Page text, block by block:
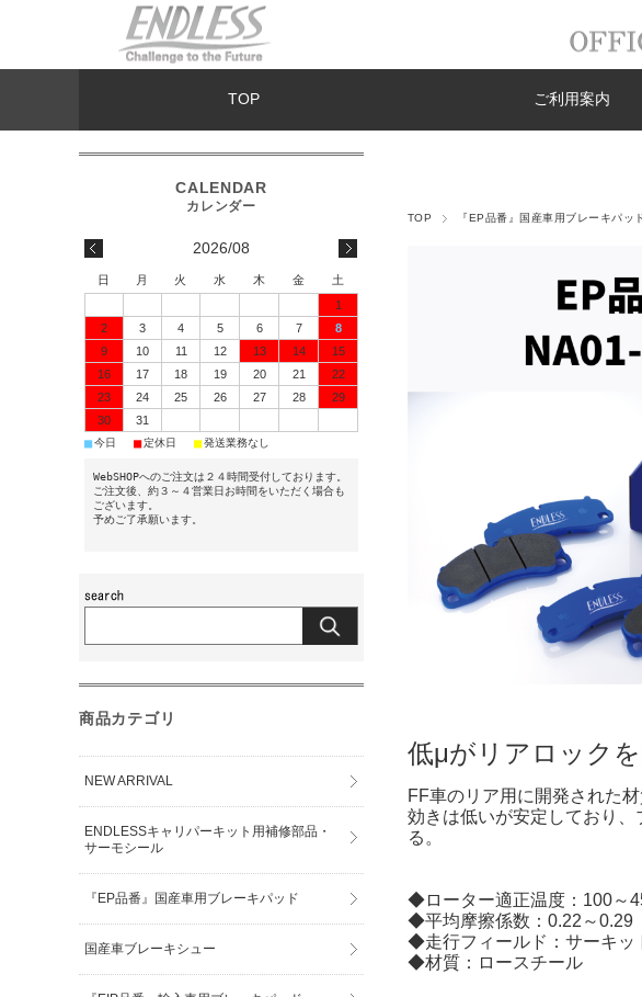
TOP ご利用案内
TOP 『EP品番』国産車用ブレーキパッ
低μがリアロック
FF車のリア用に開発された
効きは低いが安定しており
る。
◆ローター適正温度：100～
◆平均摩擦係数：0.22～0.29
◆走行フィールド：サーキッ
◆材質：ロースチール
2026/08
日 月 火 水 木 金
土
1
2
3 4 5 6 7
8
9
10 11 12 13 14
15
16
17 18 19 20 21
22
23
24 25 26 27 28
29
30
31
■今日 ■定休日 ■発送業務なし
WebSHOPへのご注文は２４時間受付しております。
ご注文後、約３～４営業日お時間をいただく場合も
ございます。
予めご了承願います。
商品カテゴリ
NEW ARRIVAL
ENDLESSキャリパーキット用補修部品・
サーモシール
『EP品番』国産車用ブレーキパッド
国産車ブレーキシュー